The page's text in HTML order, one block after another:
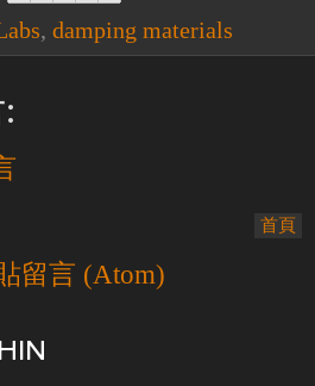
, damping materials
首頁
留言 (Atom)